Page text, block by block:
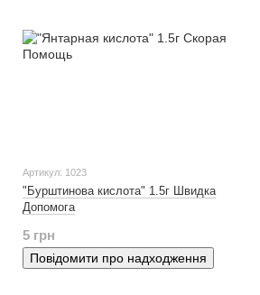
Артикул: 1023
"Бурштинова кислота" 1.5г Швидка
Допомога
5 грн
Повідомити про надходження